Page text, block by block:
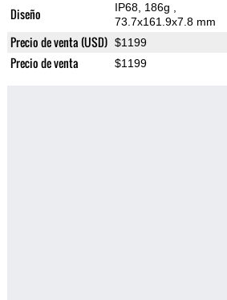
Diseño IP68, 186g
73.7x161.9x7.8 mm
Precio de venta (USD) $1199
Precio de venta $1199